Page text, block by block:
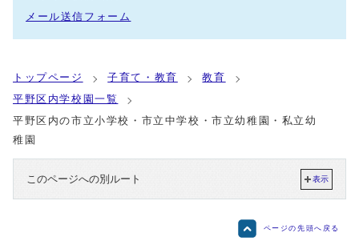
メール送信フォーム
トップページ 子育て・教育
教育
平野区内学校園一覧
平野区内の市立小学校・市立中学校・市立幼稚園・私立幼
稚園
このページへの別ルート 表示
ページの先頭へ戻る